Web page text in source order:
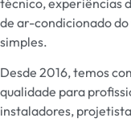
técnico, experiências
de ar-condicionado do
simples.
Desde 2016, temos
qualidade para
instaladores,